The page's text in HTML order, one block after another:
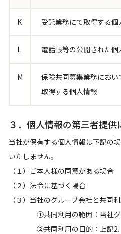
K 受託業務にて取得する個
L 電話帳等の公開された個
M
保険共同募集業務におい
取得する個人情報
３．個人情報の第三者提供
当社が保有する個人情報は下記の
いたしません。
（１）ご本人様の同意がある場合
（２）法令に基づく場合
（３）当社のグループ会社と共同
①共同利用の範囲：当社
②共同利用の目的：上記2.